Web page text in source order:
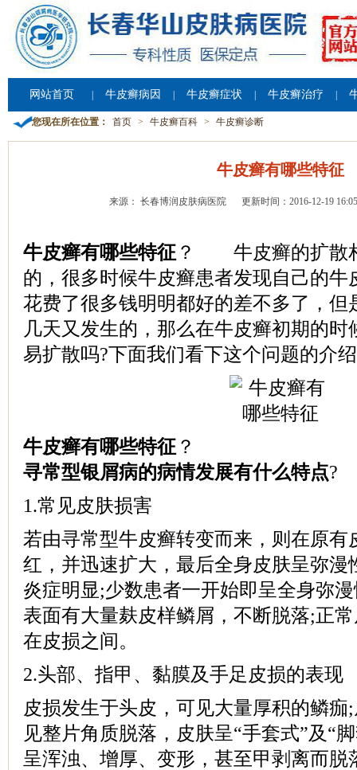
网站首页 牛皮癣病因 牛皮癣症状 牛皮癣治疗
您现在所在位置： 首页 > 牛皮癣百科 > 牛皮癣诊断
牛皮癣有哪些特征
来源： 长春博润皮肤病医院 更新时间：2016-12-19
牛皮癣有哪些特征 ？ 牛皮癣的扩散
的，很多时候牛皮癣患者发现自己的牛
花费了很多钱明明都好的差不多了，但
几天又发生的，那么在牛皮癣初期的时
易扩散吗?下面我们看下这个问题的介
牛皮癣有哪些特征 ？
寻常型银屑病的病情发展有什么特点?
1.常见皮肤损害
若由寻常型牛皮癣转变而来，则在原有
红，并迅速扩大，最后全身皮肤呈弥漫
炎症明显;少数患者一开始即呈全身弥
表面有大量麸皮样鳞屑，不断脱落;正
在皮损之间。
2.头部、指甲、黏膜及手足皮损的表现
皮损发生于头皮，可见大量厚积的鳞
见整片角质脱落，皮肤呈“手套式”及“
呈浑浊、增厚、变形，甚至甲剥离而脱